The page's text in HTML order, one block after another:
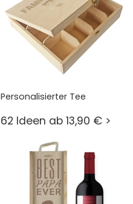
Personalisierter Tee
62 Ideen ab 13,90 € >